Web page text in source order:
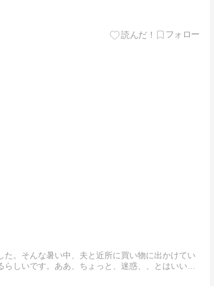
。そんな暑い中、夫と近所に買い物に出かけてい
しいです。ああ、ちょっと、迷惑、、とはいいま